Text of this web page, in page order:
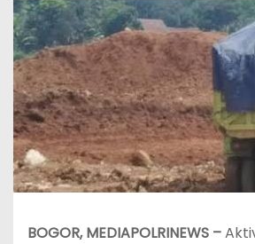
BOGOR, MEDIAPOLRINEWS –